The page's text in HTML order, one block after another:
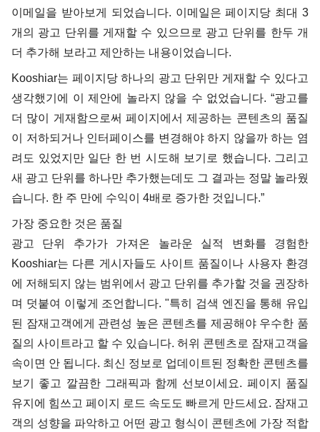
이메일을 받아보게 되었습니다. 이메일은 페이지당 최대 3
개의 광고 단위를 게재할 수 있으므로 광고 단위를 한두 개
더 추가해 보라고 제안하는 내용이었습니다.
Kooshiar는 페이지당 하나의 광고 단위만 게재할 수 있다고
생각했기에 이 제안에 놀라지 않을 수 없었습니다. “광고를
더 많이 게재함으로써 페이지에서 제공하는 콘텐츠의 품질
이 저하되거나 인터페이스를 변경해야 하지 않을까 하는 염
려도 있었지만 일단 한 번 시도해 보기로 했습니다. 그리고
새 광고 단위를 하나만 추가했는데도 그 결과는 정말 놀라웠
습니다. 한 주 만에 수익이 4배로 증가한 것입니다.”
가장 중요한 것은 품질
광고 단위 추가가 가져온 놀라운 실적 변화를 경험한
Kooshiar는 다른 게시자들도 사이트 품질이나 사용자 환경
에 저해되지 않는 범위에서 광고 단위를 추가할 것을 권장하
며 덧붙여 이렇게 조언합니다. "특히 검색 엔진을 통해 유입
된 잠재고객에게 관련성 높은 콘텐츠를 제공해야 우수한 품
질의 사이트라고 할 수 있습니다. 허위 콘텐츠로 잠재고객을
속이면 안 됩니다. 최신 정보로 업데이트된 정확한 콘텐츠를
보기 좋고 깔끔한 그래픽과 함께 선보이세요. 페이지 품질
유지에 힘쓰고 페이지 로드 속도도 빠르게 만드세요. 잠재고
객의 성향을 파악하고 어떤 광고 형식이 콘텐츠에 가장 적합